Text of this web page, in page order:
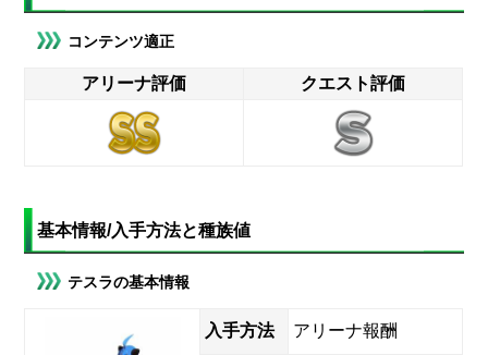
コンテンツ適正
アリーナ評価 クエスト評価
基本情報/入手方法と種族値
テスラの基本情報
入手方法 アリーナ報酬